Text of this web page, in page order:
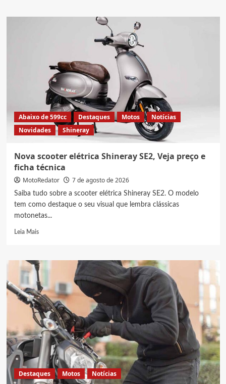
Abaixo de 599cc Destaques Motos
Notícias
Novidades
Shineray
Nova scooter elétrica Shineray SE2, Veja preço e
ficha técnica
MotoRedator 7 de agosto de 2026
Saiba tudo sobre a scooter elétrica Shineray SE2. O modelo
tem como destaque o seu visual que lembra clássicas
motonetas...
Leia MaisRead
Nova
scooter
elétrica
Shineray
SE2,
Veja
preço
e
ficha
técnica
Destaques Motos Notícias